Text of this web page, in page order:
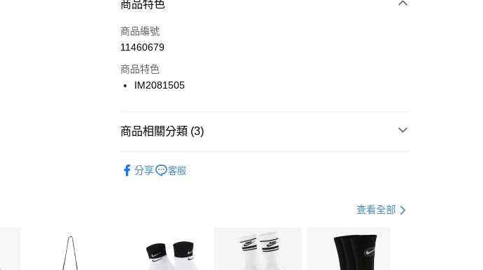
合作金庫商業銀行
華南商業銀行
上海商業儲蓄銀行
國泰世華商業銀行
聯邦商業銀行
台新國際商業銀行
LINE Pay
Apple Pay
【關於「AFTEE先享後付」】
３．安心：先確認商品／服務後，再付款。
【「AFTEE先享後付」結帳流程】
每筆NT$100，滿NT$1,500(含以上)免運費
商品特色
商品編號
11460679
商品特色
IM2081505
商品相關分類 (3)
分享 客服
查看全部